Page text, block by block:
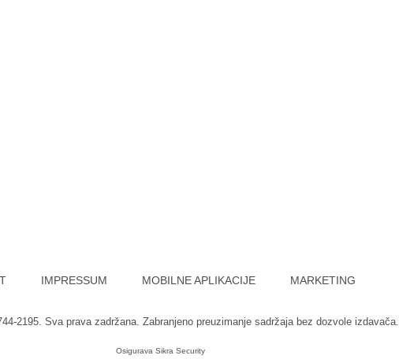
IMPRESSUM MOBILNE APLIKACIJE MARKETING
2195. Sva prava zadržana. Zabranjeno preuzimanje sadržaja bez dozvole izdavača.
Osigurava Sikra Security